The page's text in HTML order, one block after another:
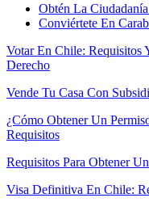
Obtén La
Conviértete En
Votar En Chile: Requisitos
Derecho
Vende Tu Casa Con
¿Cómo Obtener Un
Requisitos
Requisitos Para Obtener
Visa Definitiva En Chile: